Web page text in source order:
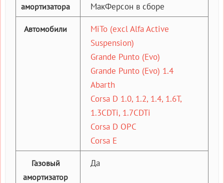
амортизатора
МакФерсон в сборе
Автомобили
MiTo (excl Alfa Active
Suspension)
Grande Punto (Evo)
Grande Punto (Evo) 1.4
Abarth
Corsa D 1.0, 1.2, 1.4, 1.6T,
1.3CDTi, 1.7CDTi
Corsa D OPC
Corsa E
Газовый
амортизатор
Да